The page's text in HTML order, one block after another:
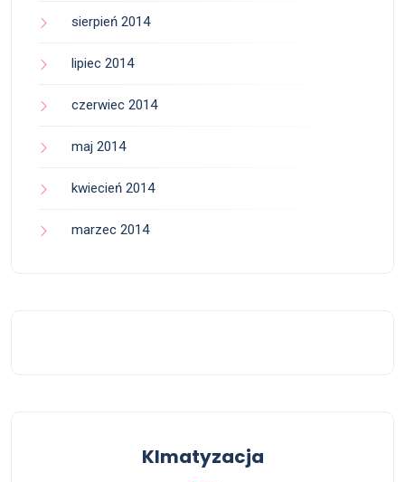
sierpień 2014
lipiec 2014
czerwiec 2014
maj 2014
kwiecień 2014
marzec 2014
Klmatyzacja